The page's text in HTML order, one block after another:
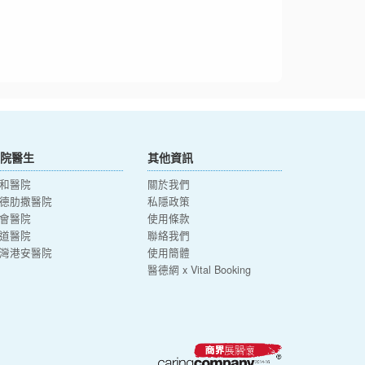
醫生
醫院
肋撒醫院
醫院
醫院
港安醫院
其他資訊
關於我們
私隱政策
使用條款
聯絡我們
使用簡體
醫德網 x Vital Booking